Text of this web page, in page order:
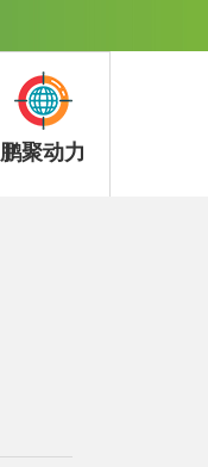
鹏聚动力